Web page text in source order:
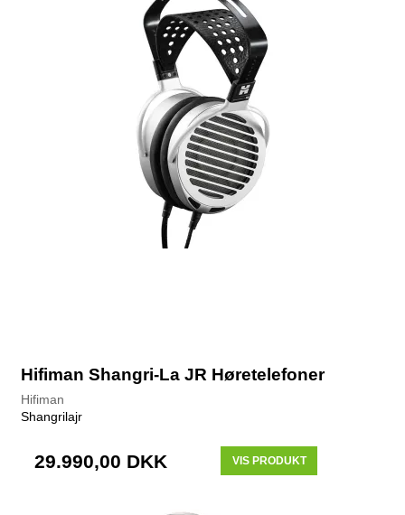
Hifiman Shangri-La JR Høretelefoner
Hifiman
Shangrilajr
29.990,00 DKK VIS PRODUKT